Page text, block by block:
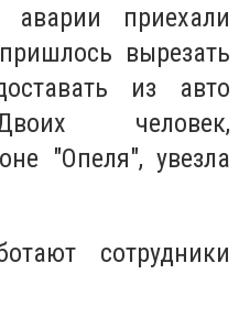
приехали
вырезать
из авто
человек,
"Опеля", увезла
сотрудники